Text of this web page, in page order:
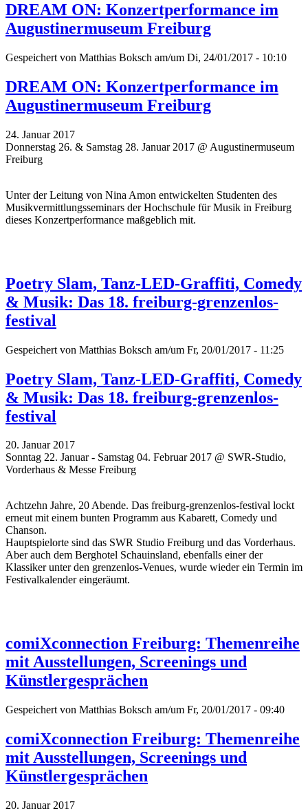
DREAM ON: Konzertperformance im
Augustinermuseum Freiburg
Gespeichert von Matthias Boksch am/um Di, 24/01/2017 - 10:10
DREAM ON: Konzertperformance im
Augustinermuseum Freiburg
24. Januar 2017
Donnerstag 26. & Samstag 28. Januar 2017 @ Augustinermuseum
Freiburg
Unter der Leitung von Nina Amon entwickelten Studenten des
Musikvermittlungsseminars der Hochschule für Musik in Freiburg
dieses Konzertperformance maßgeblich mit.
Poetry Slam, Tanz-LED-Graffiti, Comedy
& Musik: Das 18. freiburg-grenzenlos-
festival
Gespeichert von Matthias Boksch am/um Fr, 20/01/2017 - 11:25
Poetry Slam, Tanz-LED-Graffiti, Comedy
& Musik: Das 18. freiburg-grenzenlos-
festival
20. Januar 2017
Sonntag 22. Januar - Samstag 04. Februar 2017 @ SWR-Studio,
Vorderhaus & Messe Freiburg
Achtzehn Jahre, 20 Abende. Das freiburg-grenzenlos-festival lockt
erneut mit einem bunten Programm aus Kabarett, Comedy und
Chanson.
Hauptspielorte sind das SWR Studio Freiburg und das Vorderhaus.
Aber auch dem Berghotel Schauinsland, ebenfalls einer der
Klassiker unter den grenzenlos-Venues, wurde wieder ein Termin im
Festivalkalender eingeräumt.
comiXconnection Freiburg: Themenreihe
mit Ausstellungen, Screenings und
Künstlergesprächen
Gespeichert von Matthias Boksch am/um Fr, 20/01/2017 - 09:40
comiXconnection Freiburg: Themenreihe
mit Ausstellungen, Screenings und
Künstlergesprächen
20. Januar 2017